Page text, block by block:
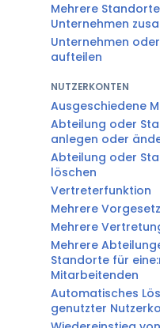
Mehrere
Unternehmen
Unternehmen
aufteilen
NUTZERKONTEN
Ausgeschiedene
Abteilung oder
anlegen oder
Abteilung oder
löschen
Vertreterfunktion
Mehrere
Mehrere
Mehrere
Standorte für
Mitarbeitenden
Automatisches
genutzter